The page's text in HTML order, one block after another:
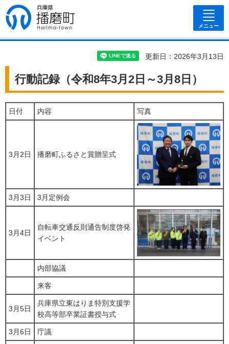
兵庫県 播磨
町
メニュー
更新日：2026年3月13日
行動記録（令和8年3月2日～3月8日）
日付 内容 写真
3月2日 播磨町ふるさと賞贈呈式
3月3日 3月定例会
3月4日
自転車交通反則通告制度啓発
イベント
内部協議
来客
3月5日
兵庫県立東はりま特別支援学
校高等部卒業証書授与式
3月6日 庁議